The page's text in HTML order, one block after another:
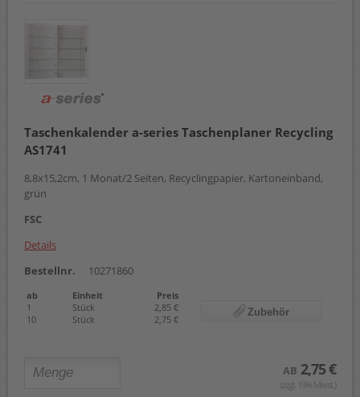
Taschenkalender a-series Taschenplaner Recycling
AS1741
8,8x15,2cm, 1 Monat/2 Seiten, Recyclingpapier, Kartoneinband,
grün
FSC
Details
Bestellnr.
10271860
ab Einheit
Preis
1
Stück
2,85 €
10
Stück 2,75 €
Zubehör
AB 2,75 €
(zzgl. 19% Mwst.)